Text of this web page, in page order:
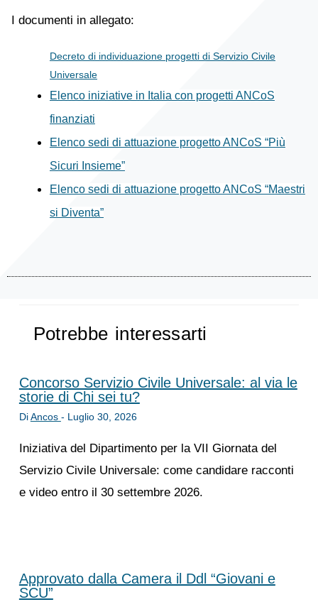
I documenti in allegato:
Decreto di individuazione progetti di Servizio Civile
Universale
Elenco iniziative in Italia con progetti ANCoS
finanziati
Elenco sedi di attuazione progetto ANCoS “Più
Sicuri Insieme”
Elenco sedi di attuazione progetto ANCoS “Maestri
si Diventa”
Potrebbe interessarti
Concorso Servizio Civile Universale: al via le
storie di Chi sei tu?
DiAncos - Luglio 30, 2026
Iniziativa del Dipartimento per la VII Giornata del
Servizio Civile Universale: come candidare racconti
e video entro il 30 settembre 2026.
Approvato dalla Camera il Ddl “Giovani e
SCU”